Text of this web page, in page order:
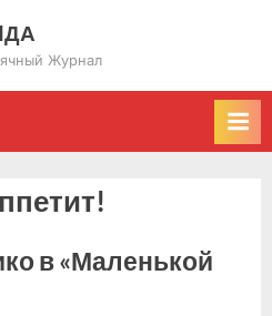
Журнал
в «Маленькой